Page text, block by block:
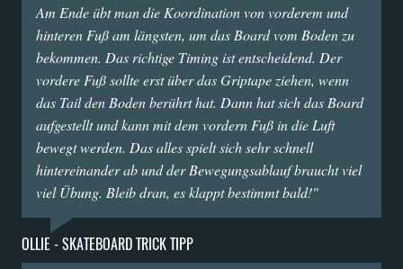
Am Ende übt man die Koordination von vorderem und
hinteren Fuß am längsten, um das Board vom Boden zu
bekommen. Das richtige Timing ist entscheidend. Der
vordere Fuß sollte erst über das Griptape ziehen, wenn
das Tail den Boden berührt hat. Dann hat sich das Board
aufgestellt und kann mit dem vordern Fuß in die Luft
bewegt werden. Das alles spielt sich sehr schnell
hintereinander ab und der Bewegungsablauf braucht viel
viel Übung. Bleib dran, es klappt bestimmt bald!"
OLLIE - SKATEBOARD TRICK TIPP